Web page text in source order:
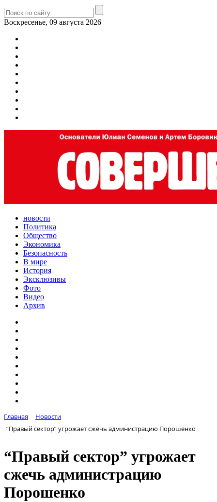
Воскресенье, 09 августа 2026
новости
Политика
Общество
Экономика
Безопасность
В мире
История
Эксклюзивы
Фото
Видео
Архив
Главная
Новости
“Правый сектор” угрожает сжечь администрацию Порошенко
“Правый сектор” угрожает
сжечь администрацию
Порошенко